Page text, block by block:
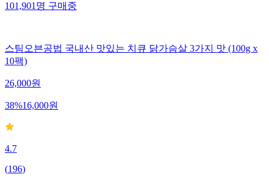
101,901 명 구매중
스팀오븐공법 국내산 맛있는 치큐 닭가슴살 3가지 맛 (100g x
10팩)
26,000원
38%16,000원
4.7
(196)